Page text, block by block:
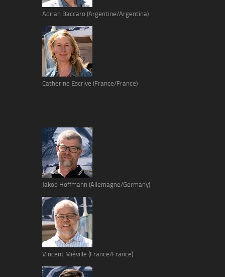
Adrian Baccaro (Argentine/Argentina)
Catherine Escrive (France/France)
Jakob Hoffmann (Allemagne/Germany)
Vincent Miéville (France/France)